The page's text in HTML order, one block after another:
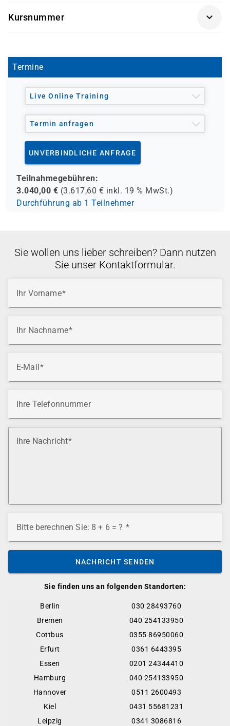
mit einem unserer Partner statt.
genutzt werden kann. Hierzu bieten wir alternative
Sollten Sie Fragen hierzu haben, stehen wir Ihnen gerne
telefonisch zur Verfügung.
Kursnummer
Termine
Live Online Training
Termin anfragen
UNVERBINDLICHE ANFRAGE
Teilnahmegebühren:
3.040,00 € (3.617,60 € inkl. 19 % MwSt.)
Durchführung ab 1 Teilnehmer
Sie finden uns an folgenden Standorten:
Berlin
030 28493760
Bremen
040 254133950
Cottbus
0355 86950060
Erfurt
0361 6443395
Essen
0201 24344410
Hamburg
040 254133950
Hannover
0511 2600493
Kiel
0431 55681231
Leipzig
0341 3086816
Sie wollen uns lieber schreiben? Dann nutzen
Sie unser Kontaktformular.
Ihr Vorname
Ihr Nachname
E-Mail
Ihre Telefonnummer
Ihre Nachricht
Bitte berechnen Sie: 8 + 6 = ?
NACHRICHT SENDEN